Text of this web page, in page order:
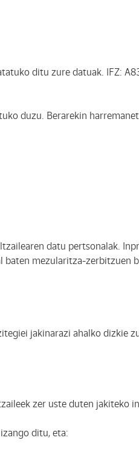
ditu zure datuak. IFZ:
duzu. Berarekin
datu pertsonalak.
mezularitza-zerbitzuen
jakinarazi ahalko dizkie
zer uste duten jakiteko
ditu, eta: